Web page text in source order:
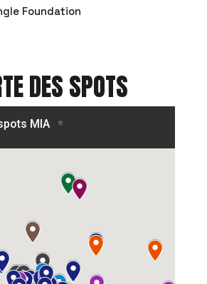
Foundation
DES SPOTS